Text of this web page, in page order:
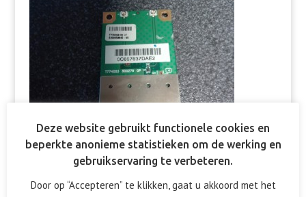
Deze website gebruikt functionele cookies en
beperkte anonieme statistieken om de werking en
gebruikservaring te verbeteren.
Door op “Accepteren” te klikken, gaat u akkoord met het